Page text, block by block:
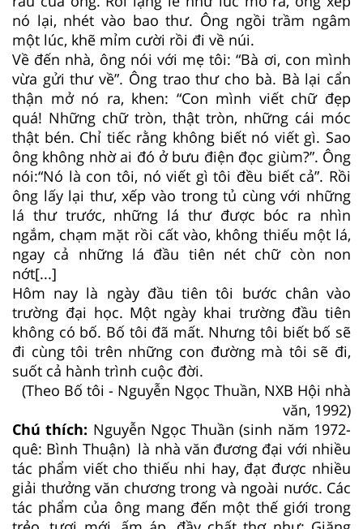
nó lại, nhét vào bao thư. Ông ngồi trầm ngâm
một lúc, khẽ mỉm cười rồi đi về núi.
Về đến nhà, ông nói với mẹ tôi: “Bà ơi, con mình
vừa gửi thư về”. Ông trao thư cho bà. Bà lại cẩn
thận mở nó ra, khen: “Con mình viết chữ đẹp
quá! Những chữ tròn, thật tròn, những cái móc
thật bén. Chỉ tiếc rằng không biết nó viết gì. Sao
ông không nhờ ai đó ở bưu điện đọc giùm?”. Ông
nói:“Nó là con tôi, nó viết gì tôi đều biết cả”. Rồi
ông lấy lại thư, xếp vào trong tủ cùng với những
lá thư trước, những lá thư được bóc ra nhìn
ngắm, chạm mặt rồi cất vào, không thiếu một lá,
ngay cả những lá đầu tiên nét chữ còn non
nớt[...]
Hôm nay là ngày đầu tiên tôi bước chân vào
trường đại học. Một ngày khai trường đầu tiên
không có bố. Bố tôi đã mất. Nhưng tôi biết bố sẽ
đi cùng tôi trên những con đường mà tôi sẽ đi,
suốt cả hành trình cuộc đời.
(Theo Bố tôi - Nguyễn Ngọc Thuần, NXB Hội nhà
văn, 1992)
Chú thích: Nguyễn Ngọc Thuần (sinh năm 1972-
quê: Bình Thuận) là nhà văn đương đại với nhiều
tác phẩm viết cho thiếu nhi hay, đạt được nhiều
giải thưởng văn chương trong và ngoài nước. Các
tác phẩm của ông mang đến một thế giới trong